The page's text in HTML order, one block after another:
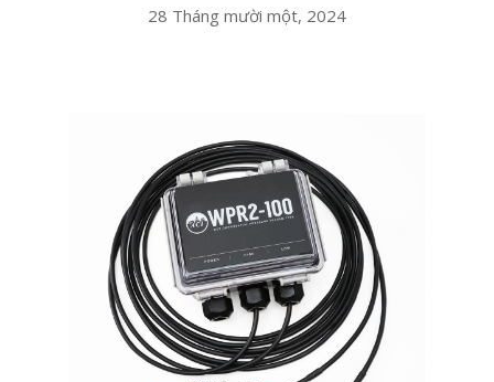
28 Tháng mười một, 2024